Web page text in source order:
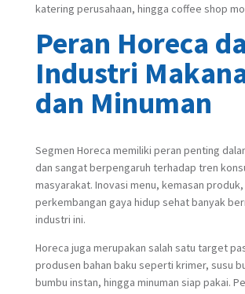
katering perusahaan, hingga coffee shop
Peran Horeca
Industri
dan Minuman
Segmen Horeca memiliki peran penting
dan sangat berpengaruh terhadap tren
masyarakat. Inovasi menu, kemasan
perkembangan gaya hidup sehat banyak
industri ini.
Horeca juga merupakan salah satu target
produsen bahan baku seperti krimer, susu
bumbu instan, hingga minuman siap pakai.